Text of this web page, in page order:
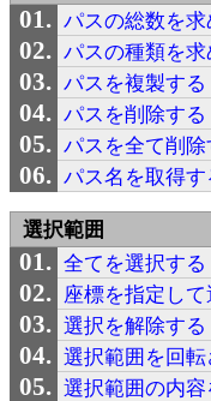
パスの総数を求
パスの種類を求
パスを複製する
パスを削除する
パスを全て削除
パス名を取得す
選択範囲
全てを選択する
座標を指定して
選択を解除する
選択範囲を回転
選択範囲の内